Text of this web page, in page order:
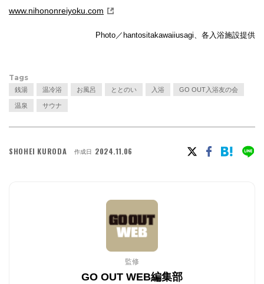
www.nihononreiyoku.com
Photo／hantositakawaiiusagi、各入浴施設提供
Tags
銭湯 温冷浴 お風呂 ととのい 入浴 GO OUT入浴友の会
温泉 サウナ
SHOHEI KURODA 作成日 2024.11.06
監修
GO OUT WEB編集部